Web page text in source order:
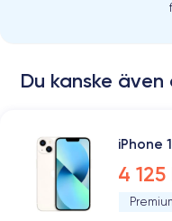
Du kanske
iPhone
4 125